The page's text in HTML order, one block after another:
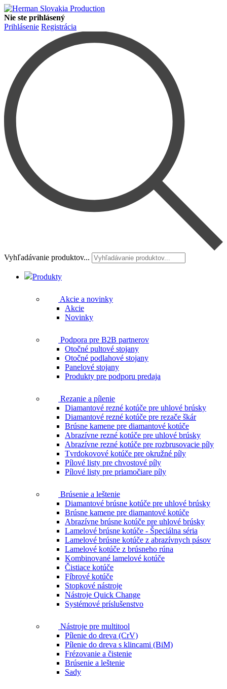
Nie ste prihlásený
Prihlásenie Registrácia
Vyhľadávanie produktov...
Produkty
Akcie a novinky
Akcie
Novinky
Podpora pre B2B partnerov
Otočné pultové stojany
Otočné podlahové stojany
Panelové stojany
Produkty pre podporu predaja
Rezanie a pílenie
Diamantové rezné kotúče pre uhlové brúsky
Diamantové rezné kotúče pre rezače škár
Brúsne kamene pre diamantové kotúče
Abrazívne rezné kotúče pre uhlové brúsky
Abrazívne rezné kotúče pre rozbrusovacie píly
Tvrdokovové kotúče pre okružné píly
Pílové listy pre chvostové píly
Pílové listy pre priamočiare píly
Brúsenie a leštenie
Diamantové brúsne kotúče pre uhlové brúsky
Brúsne kamene pre diamantové kotúče
Abrazívne brúsne kotúče pre uhlové brúsky
Lamelové brúsne kotúče - Špeciálna séria
Lamelové brúsne kotúče z abrazívnych pásov
Lamelové kotúče z brúsneho rúna
Kombinované lamelové kotúče
Čistiace kotúče
Fíbrové kotúče
Stopkové nástroje
Nástroje Quick Change
Systémové príslušenstvo
Nástroje pre multitool
Pílenie do dreva (CrV)
Pílenie do dreva s klincami (BiM)
Frézovanie a čistenie
Brúsenie a leštenie
Sady